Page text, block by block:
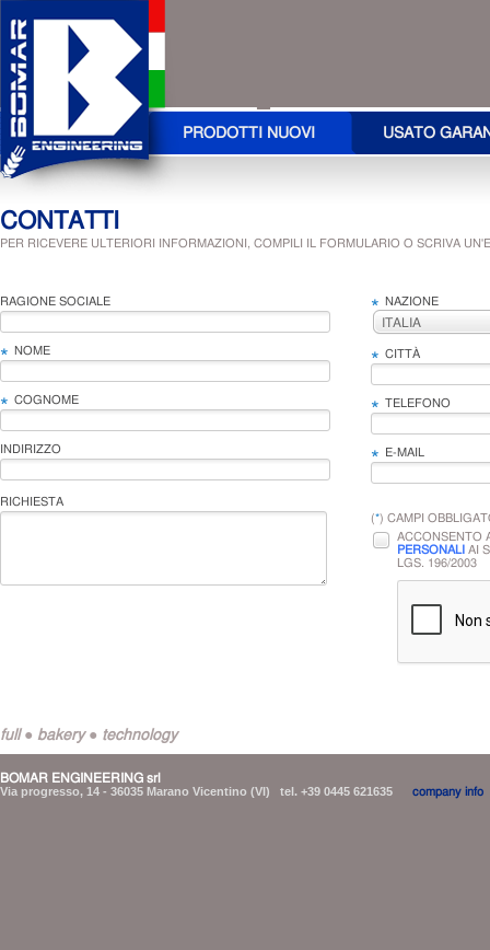
PRODOTTI NUOVI USATO
CONTATTI
PER RICEVERE ULTERIORI INFORMAZIONI, COMPILI IL FORMULARIO O SCRIVA
RAGIONE SOCIALE
* NOME
* COGNOME
INDIRIZZO
* NAZIONE
ITALIA
* CITTÀ
* TELEFONO
* E-MAIL
RICHIESTA
(*) CAMPI
ACCONSENTO
PERSONALI AI
LGS. 196/2003
full ● bakery ● technology
BOMAR ENGINEERING srl
Via progresso, 14 - 36035 Marano Vicentino (VI) tel. +39 0445 621635 company info